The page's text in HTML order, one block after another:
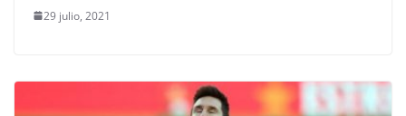
29 julio, 2021